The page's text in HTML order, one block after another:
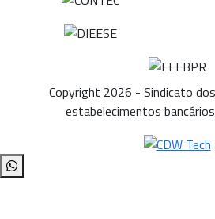
Copyright 2026 - Sindicato
estabelecimentos